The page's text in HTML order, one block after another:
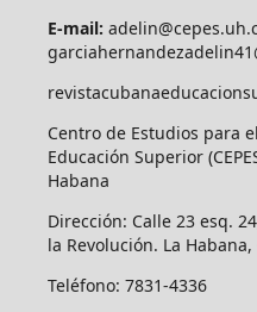
E-mail:
Centro de Estudios para
Educación Superior
Habana
Dirección: Calle 23 esq.
la Revolución. La Habana,
Teléfono: 7831-4336